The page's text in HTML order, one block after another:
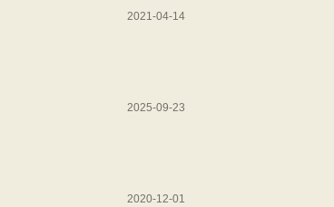
2021-04-14
2025-09-23
2020-12-01